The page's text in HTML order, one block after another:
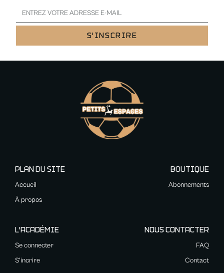
S'INSCRIRE
PLAN DU SITE
Accueil
À propos
BOUTIQUE
Abonnements
L'ACADÉMIE
Se connecter
S'incrire
NOUS CONTACTER
FAQ
Contact